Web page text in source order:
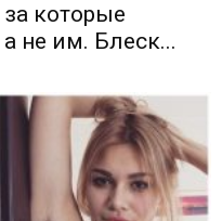
которые
не им. Блеск...